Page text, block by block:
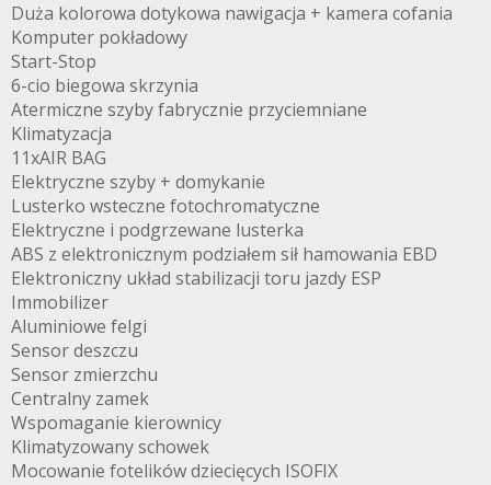
Duża kolorowa dotykowa nawigacja + kamera cofania
Komputer pokładowy
Start-Stop
6-cio biegowa skrzynia
Atermiczne szyby fabrycznie przyciemniane
Klimatyzacja
11xAIR BAG
Elektryczne szyby + domykanie
Lusterko wsteczne fotochromatyczne
Elektryczne i podgrzewane lusterka
ABS z elektronicznym podziałem sił hamowania EBD
Elektroniczny układ stabilizacji toru jazdy ESP
Immobilizer
Aluminiowe felgi
Sensor deszczu
Sensor zmierzchu
Centralny zamek
Wspomaganie kierownicy
Klimatyzowany schowek
Mocowanie fotelików dziecięcych ISOFIX